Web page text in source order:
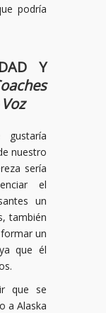
podría
Y
nuestro
sería
el
un
también
un
que él
que se
a Alaska